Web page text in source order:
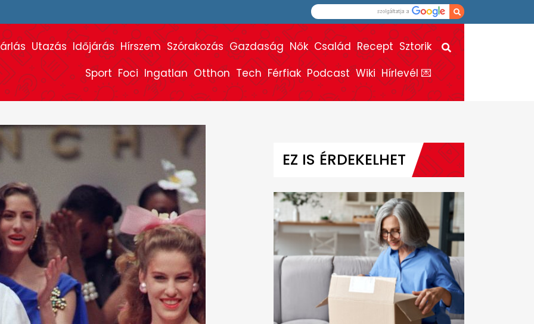
Utazás Időjárás Hírszem Szórakozás Gazdaság Nők Család Recept Sztorik
Sport Foci Ingatlan Otthon Tech Férfiak Podcast Wiki Hírlevél 💌
EZ IS ÉRDEKELHET